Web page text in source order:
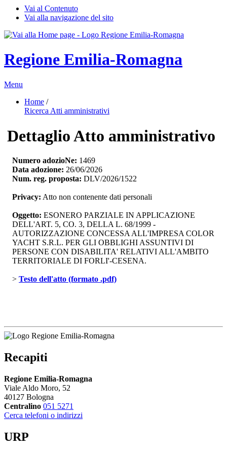
Vai al Contenuto
Vai alla navigazione del sito
Regione Emilia-Romagna
Menu
Home /
Ricerca Atti amministrativi
Dettaglio Atto amministrativo
Numero adozioNe: 1469
Data adozione: 26/06/2026
Num. reg. proposta: DLV/2026/1522
Privacy: Atto non contenente dati personali
Oggetto: ESONERO PARZIALE IN APPLICAZIONE
DELL'ART. 5, CO. 3, DELLA L. 68/1999 -
AUTORIZZAZIONE CONCESSA ALL'IMPRESA COLOR
YACHT S.R.L. PER GLI OBBLIGHI ASSUNTIVI DI
PERSONE CON DISABILITA' RELATIVI ALL'AMBITO
TERRITORIALE DI FORLI'-CESENA.
> Testo dell'atto (formato .pdf)
Recapiti
Regione Emilia-Romagna
Viale Aldo Moro, 52
40127 Bologna
Centralino 051 5271
Cerca telefoni o indirizzi
URP